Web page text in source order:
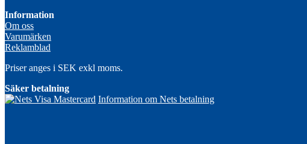
Information
Om oss
Varumärken
Reklamblad
Priser anges i SEK exkl moms.
Säker betalning
Information om Nets betalning